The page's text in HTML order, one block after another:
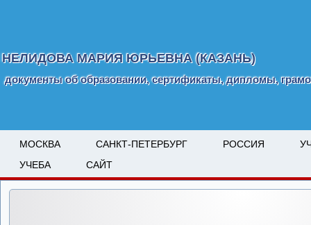
НЕЛИДОВА МАРИЯ ЮРЬЕВНА (КАЗАНЬ)
документы об образовании, сертификаты, дипломы,
МОСКВА САНКТ-ПЕТЕРБУРГ РОССИЯ
УЧЕБА
САЙТ